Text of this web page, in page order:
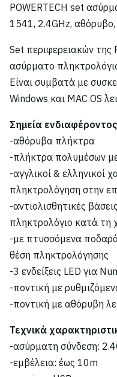
POWERTECH set
1541, 2.4GHz,
Set περιφερειακών
ασύρματο
Είναι συμβατά με
Windows και MAC OS
Σημεία
-αθόρυβα πλήκτρα
-πλήκτρα πολυμέσων
-αγγλικοί & ελληνικοί
πληκτρολόγηση στην
-αντιολισθητικές
πληκτρολόγιο κατά τη
-με πτυσσόμενα
θέση πληκτρολόγησης
-3 ενδείξεις LED για
-ποντική με
-ποντική με αθόρυβη
Τεχνικά
-ασύρματη σύνδεση:
-εμβέλεια: έως 10m